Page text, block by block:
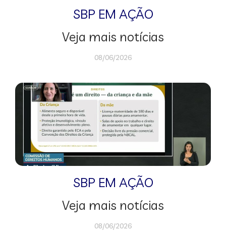
SBP EM AÇÃO
Veja mais notícias
08/06/2026
SBP EM AÇÃO
Veja mais notícias
08/06/2026